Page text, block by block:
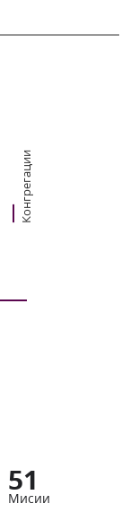
Конгрегации
51
Мисии